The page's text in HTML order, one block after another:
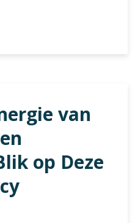
van
op Deze